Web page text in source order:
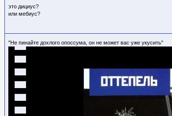
это дициус?
или мебиус?
"Не пинайте дохлого опоссума, он не может вас уже укусить"